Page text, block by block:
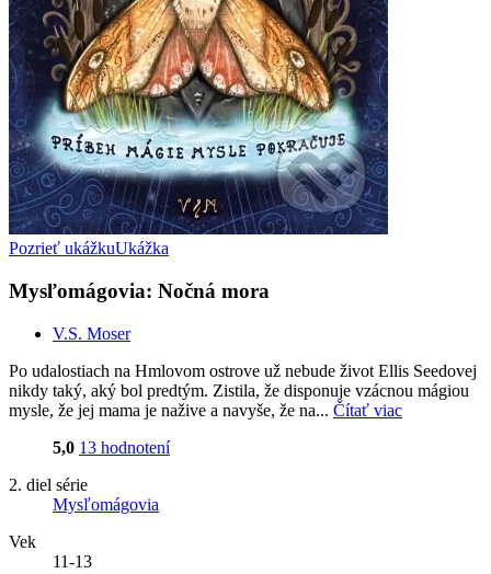
Pozrieť ukážkuUkážka
Mysľomágovia: Nočná mora
V.S. Moser
Po udalostiach na Hmlovom ostrove už nebude život Ellis Seedovej
nikdy taký, aký bol predtým. Zistila, že disponuje vzácnou mágiou
mysle, že jej mama je nažive a navyše, že na... Čítať viac
5,0 13 hodnotení
2. diel série
Mysľomágovia
Vek
11-13